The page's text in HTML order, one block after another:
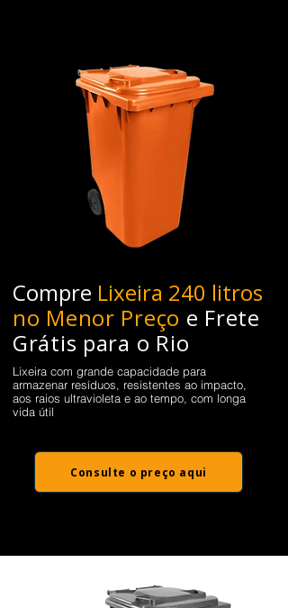
Compre Lixeira 240 litros
no Menor Preço e Frete
Grátis para o Rio
Lixeira com grande capacidade para
armazenar resíduos, resistentes ao impacto,
aos raios ultravioleta e ao tempo, com longa
vida útil
Consulte o preço aqui